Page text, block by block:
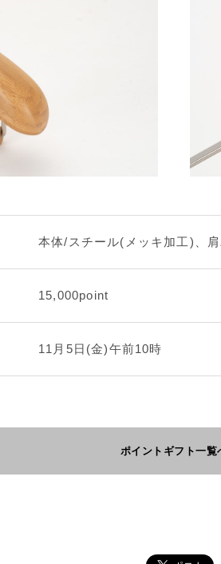
本体/スチール(メッキ加工)、
15,000point
11月5日(金)午前10時
ポイントギフト一覧